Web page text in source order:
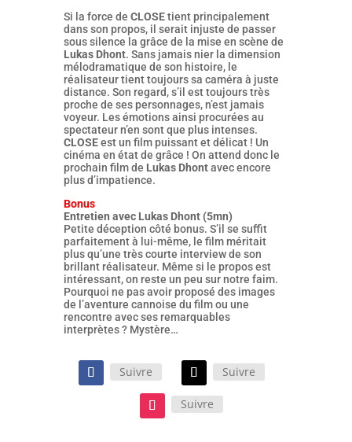
Si la force de CLOSEtient principalement
dans son propos, il serait injuste de passer
sous silence la grâce de la mise en scène de
Lukas Dhont. Sans jamais nier la dimension
mélodramatique de son histoire, le
réalisateur tient toujours sa caméra à juste
distance. Son regard, s’il est toujours très
proche de ses personnages, n’est jamais
voyeur. Les émotions ainsi procurées au
spectateur n’en sont que plus intenses.
CLOSEest un film puissant et délicat ! Un
cinéma en état de grâce ! On attend donc le
prochain film de Lukas Dhontavec encore
plus d’impatience.
Bonus
Entretien avec Lukas Dhont (5mn)
Petite déception côté bonus. S’il se suffit
parfaitement à lui-même, le film méritait
plus qu’une très courte interview de son
brillant réalisateur. Même si le propos est
intéressant, on reste un peu sur notre faim.
Pourquoi ne pas avoir proposé des images
de l’aventure cannoise du film ou une
rencontre avec ses remarquables
interprètes ? Mystère…
Suivre Suivre
Suivre